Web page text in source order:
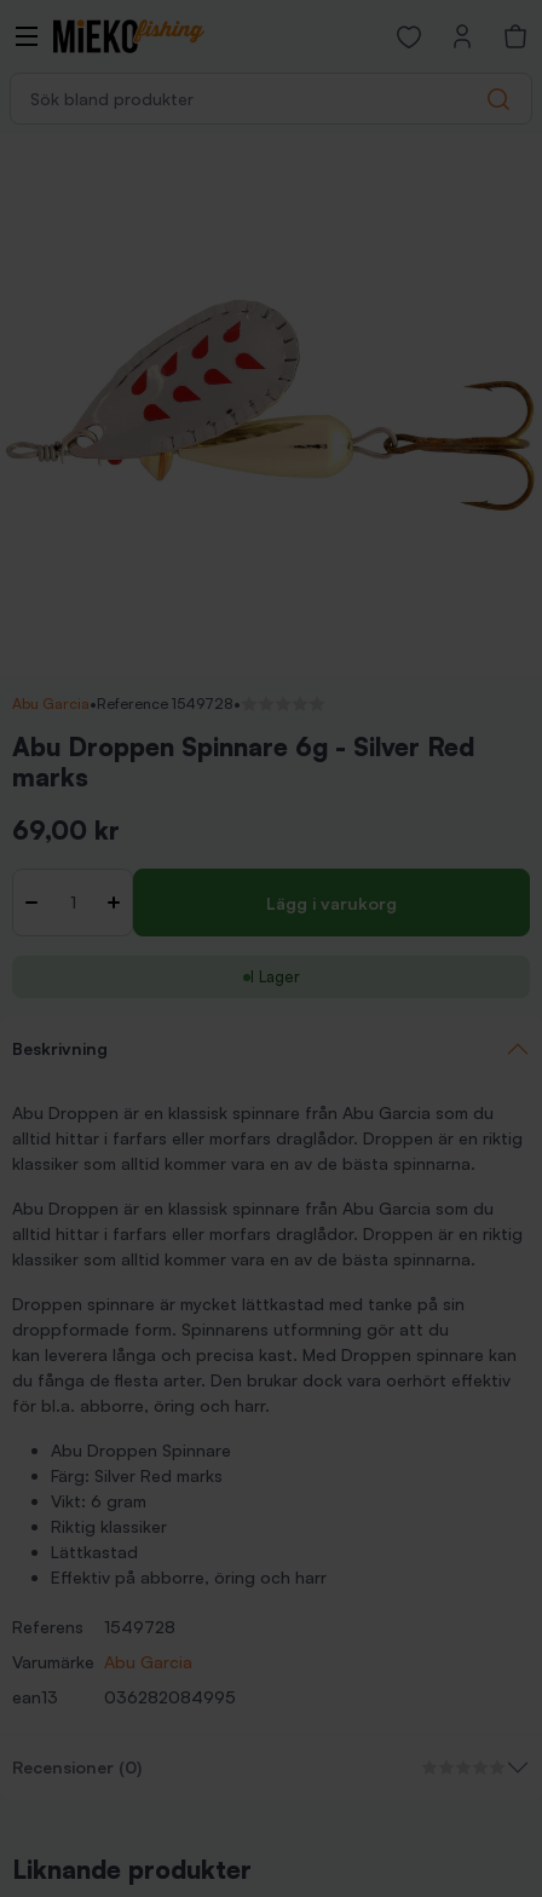
Search
Open favorites
Abu Garcia•Reference 1549728•
Abu Droppen Spinnare 6g - Silver Red
marks
69,00 kr
- + Lägg i varukorg
I Lager
Beskrivning
Abu Droppen är en klassisk spinnare från Abu Garcia som du
alltid hittar i farfars eller morfars draglådor. Droppen är en riktig
klassiker som alltid kommer vara en av de bästa spinnarna.
Abu Droppen är en klassisk spinnare från Abu Garcia som du
alltid hittar i farfars eller morfars draglådor. Droppen är en riktig
klassiker som alltid kommer vara en av de bästa spinnarna.
Droppen spinnare är mycket lättkastad med tanke på sin
droppformade form. Spinnarens utformning gör att du
kan leverera långa och precisa kast. Med Droppen spinnare kan
du fånga de flesta arter. Den brukar dock vara oerhört effektiv
för bl.a. abborre, öring och harr.
Abu Droppen Spinnare
Färg: Silver Red marks
Vikt: 6 gram
Riktig klassiker
Lättkastad
Effektiv på abborre, öring och harr
Referens
1549728
Varumärke Abu Garcia
ean13
036282084995
Recensioner (0)
Liknande produkter